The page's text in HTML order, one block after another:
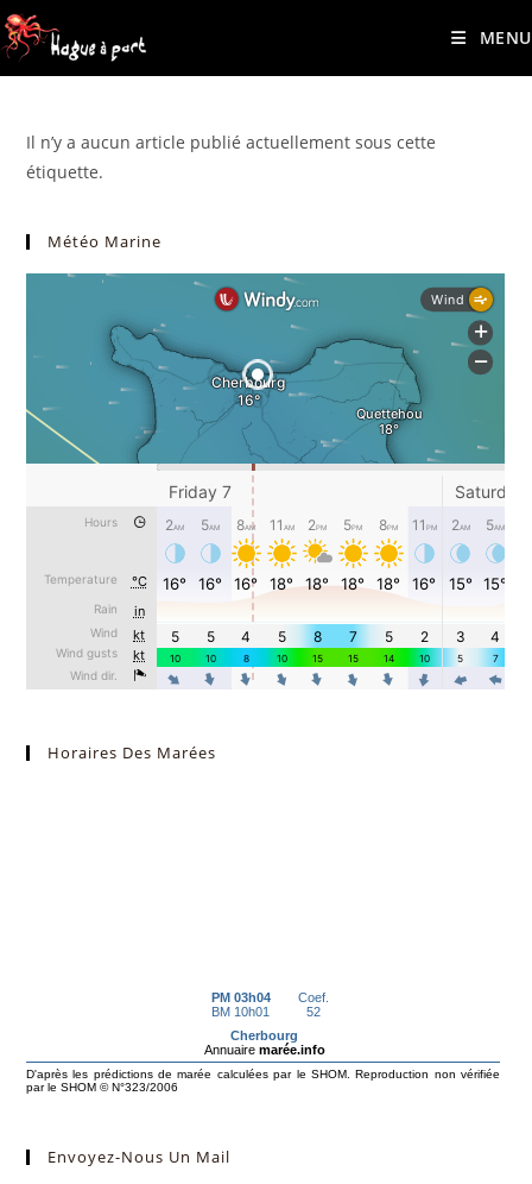
principal
Skip
to
content
MENU
Il n’y a aucun article publié actuellement sous cette
étiquette.
Météo Marine
Horaires Des Marées
Envoyez-Nous Un Mail